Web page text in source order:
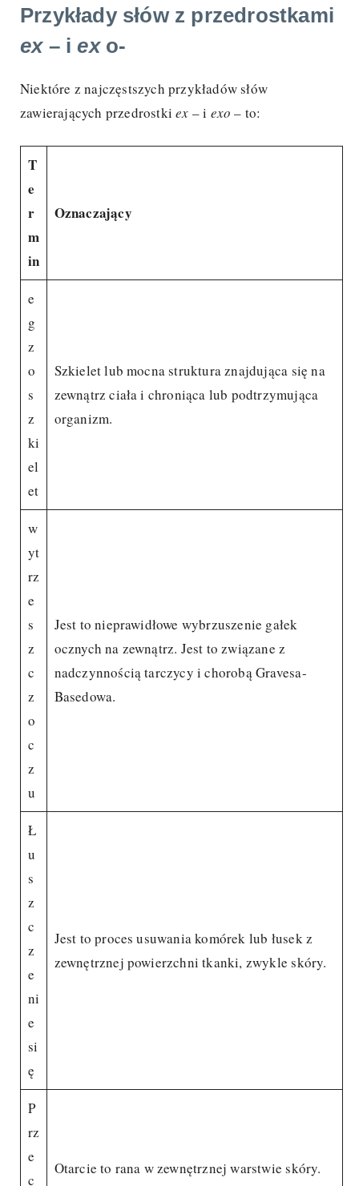
Przykłady słów z przedrostkami
ex– iexo-
Niektóre z najczęstszych przykładów słów
zawierających przedrostkiex – i exo – to:
T
e
r
m
in
Oznaczający
e
g
z
o
s
z
ki
el
et
Szkielet lub mocna struktura znajdująca się na
zewnątrz ciała i chroniąca lub podtrzymująca
organizm.
w
yt
rz
e
s
z
c
z
o
c
z
u
Jest to nieprawidłowe wybrzuszenie gałek
ocznych na zewnątrz. Jest to związane z
nadczynnością tarczycy i chorobą Gravesa-
Basedowa.
Ł
u
s
z
c
z
e
ni
e
si
ę
Jest to proces usuwania komórek lub łusek z
zewnętrznej powierzchni tkanki, zwykle skóry.
P
rz
e
c
Otarcie to rana w zewnętrznej warstwie skóry.